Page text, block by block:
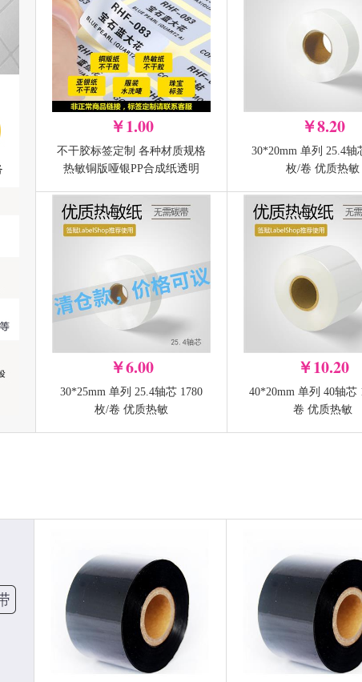
￥1.00
不干胶标签定制 各种材质规格
热敏铜版哑银PP合成纸透明
二维码设计印刷代打印
￥8.20
30*20mm 单列 25.4轴
枚/卷 优质热敏
￥6.00
30*25mm 单列 25.4轴芯 1780
枚/卷 优质热敏
￥10.20
40*20mm 单列 40轴芯
卷 优质热敏
水洗布专用碳带
-
水洗布专用碳带
-
70mm宽 300m长 蜡基碳带
80mm宽 300m长 蜡
加